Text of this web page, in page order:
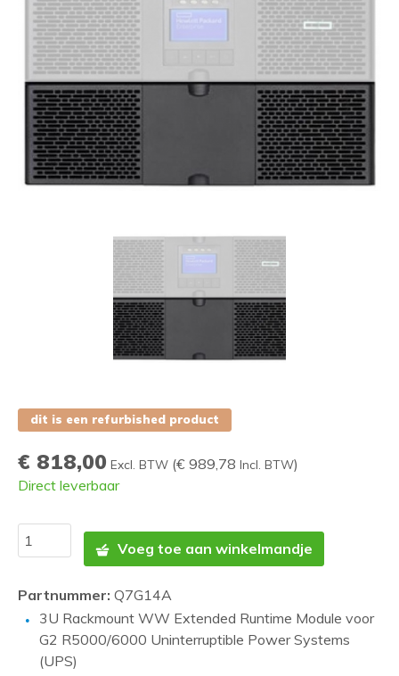
dit is een refurbished product
€ 818,00 Excl. BTW (€ 989,78 Incl. BTW)
Direct leverbaar
Voeg toe aan winkelmandje
Partnummer: Q7G14A
3U Rackmount WW Extended Runtime Module voor
G2 R5000/6000 Uninterruptible Power Systems
(UPS)